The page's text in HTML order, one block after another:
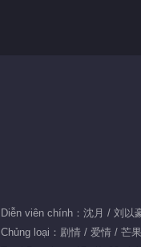
Diễn viên chính：沈月 / 刘
Chủng loại：剧情 / 爱情 / 芒